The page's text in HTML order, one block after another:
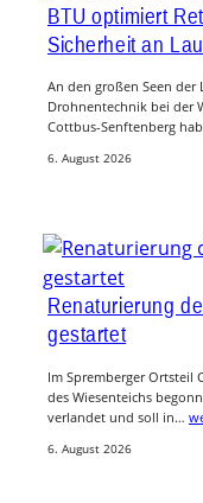
BTU optimiert
Sicherheit an
An den großen Seen
Drohnentechnik bei der
Cottbus-Senftenberg
6. August 2026
Renaturierung
gestartet
Im Spremberger
des Wiesenteichs
verlandet und soll in…
6. August 2026